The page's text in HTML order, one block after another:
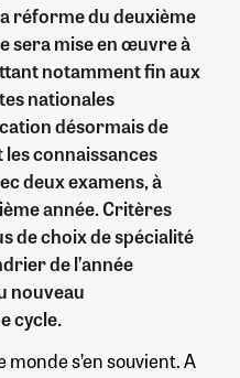
réforme du deuxième
sera mise en œuvre à
notamment fin aux
nationales
désormais de
connaissances
deux examens, à
année. Critères
de choix de spécialité
de l’année
nouveau
cycle.
monde s’en souvient. A